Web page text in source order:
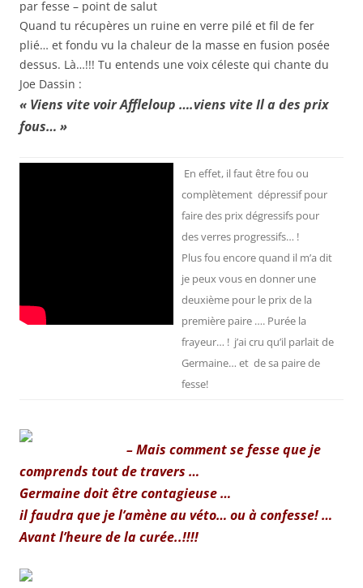
par fesse – point de salut
Quand tu récupères un ruine en verre pilé et fil de fer
plié… et fondu vu la chaleur de la masse en fusion posée
dessus. Là…!!! Tu entends une voix céleste qui chante du
Joe Dassin :
« Viens vite voir Affleloup ….viens vite Il a des prix
fous… »
En effet, il faut être fou ou
complètement dépressif pour
faire des prix dégressifs pour
des verres progressifs… !
Plus fou encore quand il m’a dit
je peux vous en donner une
deuxième pour le prix de la
première paire …. Purée la
frayeur… ! j’ai cru qu’il parlait de
Germaine… et de sa paire de
fesse!
– Mais comment se fesse que je
comprends tout de travers …
Germaine doit être contagieuse …
il faudra que je l’amène au véto… ou à confesse! …
Avant l’heure de la curée..!!!!